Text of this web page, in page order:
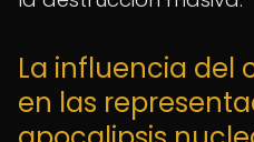
La influencia del
en las